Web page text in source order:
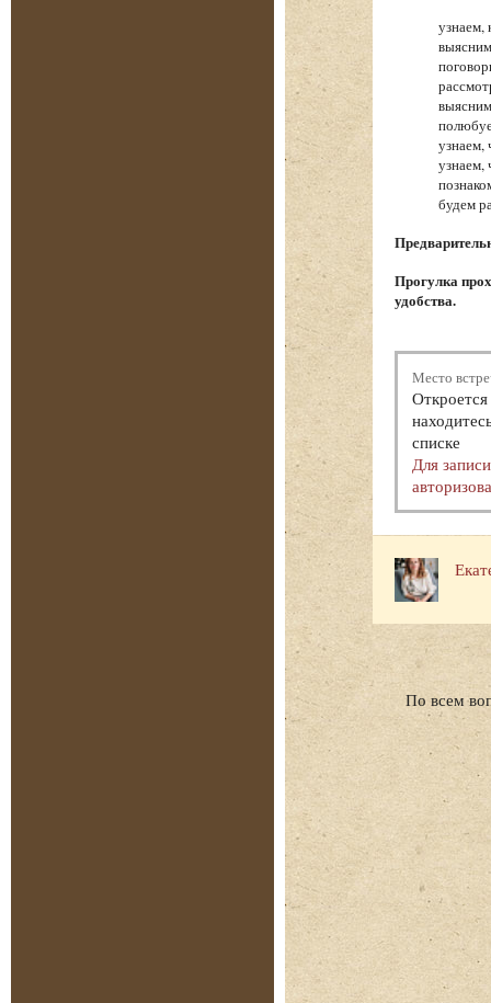
узнаем,
узнаем,
будем
Прогулка
удобства.
Место
списке
Для
По всем